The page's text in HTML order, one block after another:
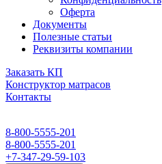
Оферта
Документы
Полезные статьи
Реквизиты компании
Заказать КП
Конструктор матрасов
Контакты
8-800-5555-201
8-800-5555-201
+7-347-29-59-103